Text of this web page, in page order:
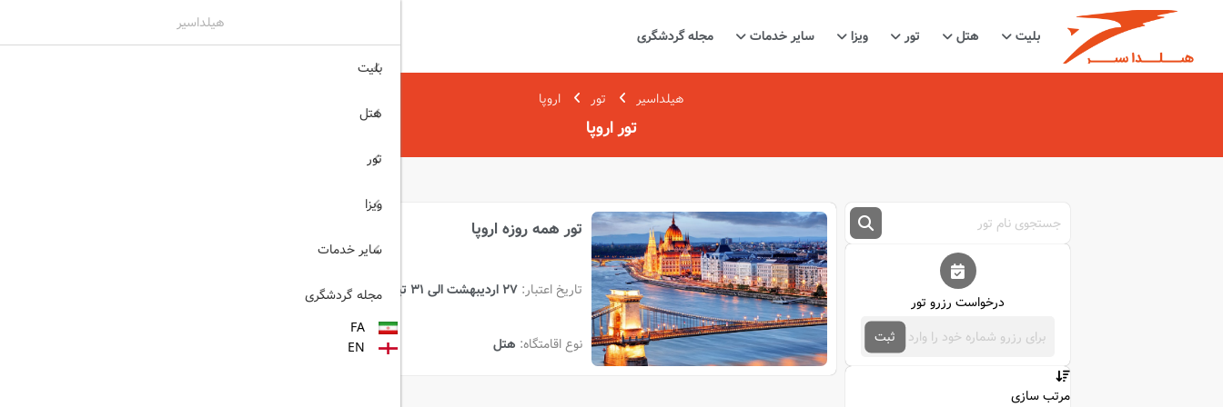
بلیت هتل تور ویزا سایر خدمات مجله گردشگری ۰۲۱۷۷۶۵۵۹۶۰
هیلداسیر تور اروپا
تور اروپا
درخواست رزرو تور
ثبت
مرتب سازی
تور همه روزه اروپا
تاریخ اعتبار:27 اردیبهشت الی 31 تیر
نوع اقامتگاه: هتل
هیلداسیر
بلیت
هتل
تور
ویزا
سایر خدمات
مجله گردشگری
FA
EN